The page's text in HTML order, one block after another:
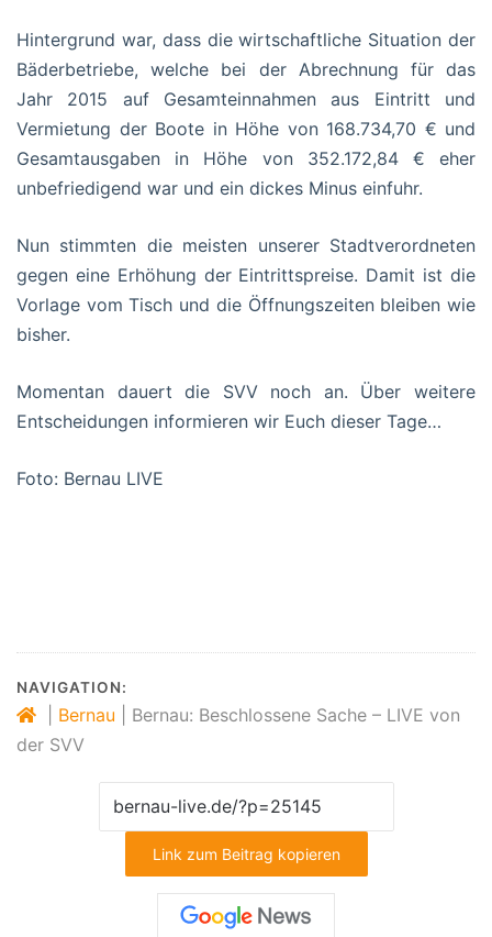
Hintergrund war, dass die wirtschaftliche Situation der
Bäderbetriebe, welche bei der Abrechnung für das
Jahr 2015 auf Gesamteinnahmen aus Eintritt und
Vermietung der Boote in Höhe von 168.734,70 € und
Gesamtausgaben in Höhe von 352.172,84 € eher
unbefriedigend war und ein dickes Minus einfuhr.
Nun stimmten die meisten unserer Stadtverordneten
gegen eine Erhöhung der Eintrittspreise. Damit ist die
Vorlage vom Tisch und die Öffnungszeiten bleiben wie
bisher.
Momentan dauert die SVV noch an. Über weitere
Entscheidungen informieren wir Euch dieser Tage…
Foto: Bernau LIVE
NAVIGATION:
Bernau
Bernau: Beschlossene Sache – LIVE von
der SVV
Link zum Beitrag kopieren